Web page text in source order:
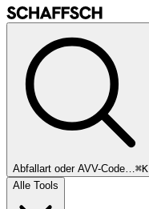
Abfallart oder AVV-Code…⌘K
Alle Tools